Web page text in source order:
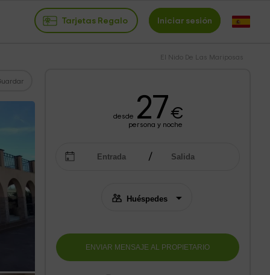
Tarjetas Regalo Iniciar sesión
El Nido De Las Mariposas
desde 27€
persona y noche